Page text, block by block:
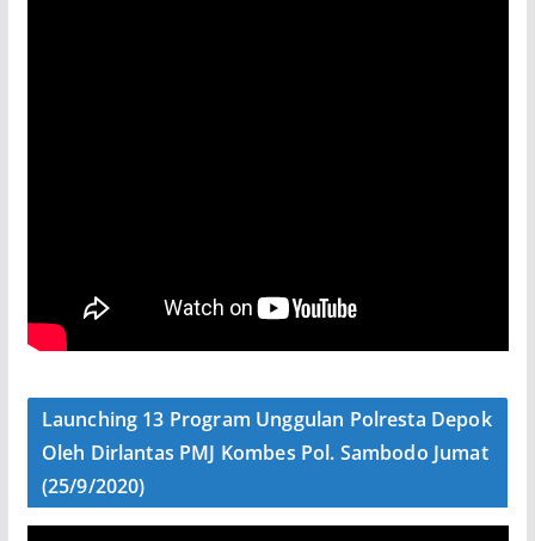
Launching 13 Program Unggulan Polresta Depok
Oleh Dirlantas PMJ Kombes Pol. Sambodo Jumat
(25/9/2020)